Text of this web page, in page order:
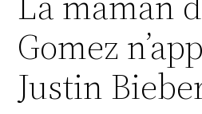
Gomez
Justin